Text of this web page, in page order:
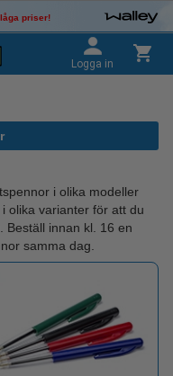
priser!
Logga in
i olika modeller
olika varianter för att du
Beställ innan kl. 16 en
samma dag.